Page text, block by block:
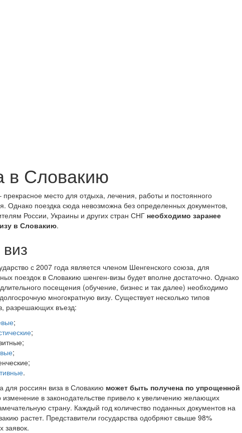
в Словакию
прекрасное место для отдыха, лечения, работы и постоянного
Однако поездка сюда невозможна без определенных документов,
России, Украины и других стран СНГ необходимо заранее
в Словакию.
с 2007 года является членом Шенгенского союза, для
поездок в Словакию шенген-визы будет вполне достаточно. Однако
посещения (обучение, бизнес и так далее) необходимо
многократную визу. Существует несколько типов
разрешающих въезд:
;
;
;
.
для россиян виза в Словакию может быть получена по упрощенной
изменение в законодательстве привело к увеличению желающих
страну. Каждый год количество поданных документов на
растет. Представители государства одобряют свыше 98%
заявок.